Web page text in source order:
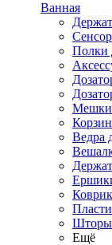
Ванная
Полки
Мешки
Ведра
Шторы
Ещё